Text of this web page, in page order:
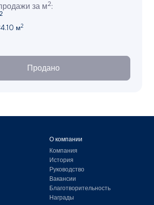
за м2:
2
м2
Продано
О компании
Компания
История
Руководство
Вакансии
Благотворительность
Награды